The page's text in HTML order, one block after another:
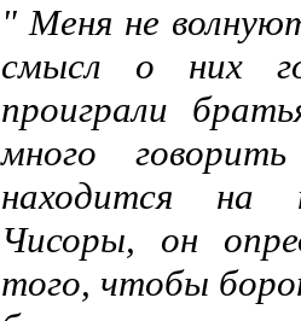
" Меня не
смысл о них
проиграли
много
находится на
Чисоры, он
того, чтобы